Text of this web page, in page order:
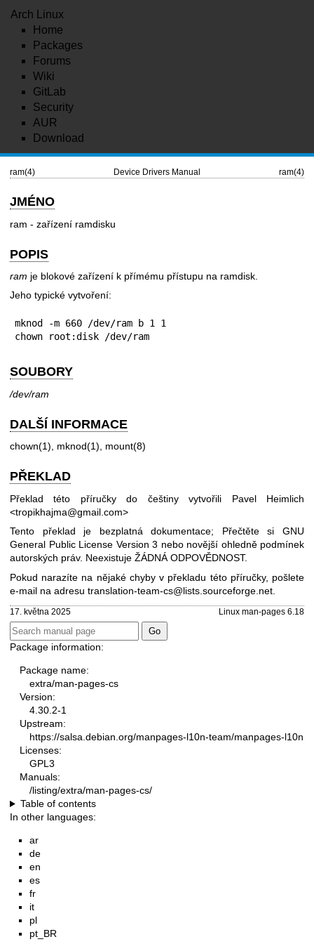
Arch Linux
Home
Packages
Forums
Wiki
GitLab
Security
AUR
Download
ram(4) Device Drivers Manual ram(4)
JMÉNO
ram - zařízení ramdisku
POPIS
ram je blokové zařízení k přímému přístupu na ramdisk.
Jeho typické vytvoření:
mknod -m 660 /dev/ram b 1 1
chown root:disk /dev/ram
SOUBORY
/dev/ram
DALŠÍ INFORMACE
chown(1), mknod(1), mount(8)
PŘEKLAD
Překlad této příručky do češtiny vytvořili Pavel Heimlich
<tropikhajma@gmail.com>
Tento překlad je bezplatná dokumentace; Přečtěte si GNU
General Public License Version 3 nebo novější ohledně podmínek
autorských práv. Neexistuje ŽÁDNÁ ODPOVĚDNOST.
Pokud narazíte na nějaké chyby v překladu této příručky, pošlete
e-mail na adresu translation-team-cs@lists.sourceforge.net
17. května 2025 Linux man-pages 6.18
Package information:
Package name:
extra/man-pages-cs
Version:
4.30.2-1
Upstream:
https://salsa.debian.org/manpages-l10n-team/manpages-l10n
Licenses:
GPL3
Manuals:
/listing/extra/man-pages-cs/
Table of contents
In other languages:
ar
de
en
es
fr
it
pl
pt_BR